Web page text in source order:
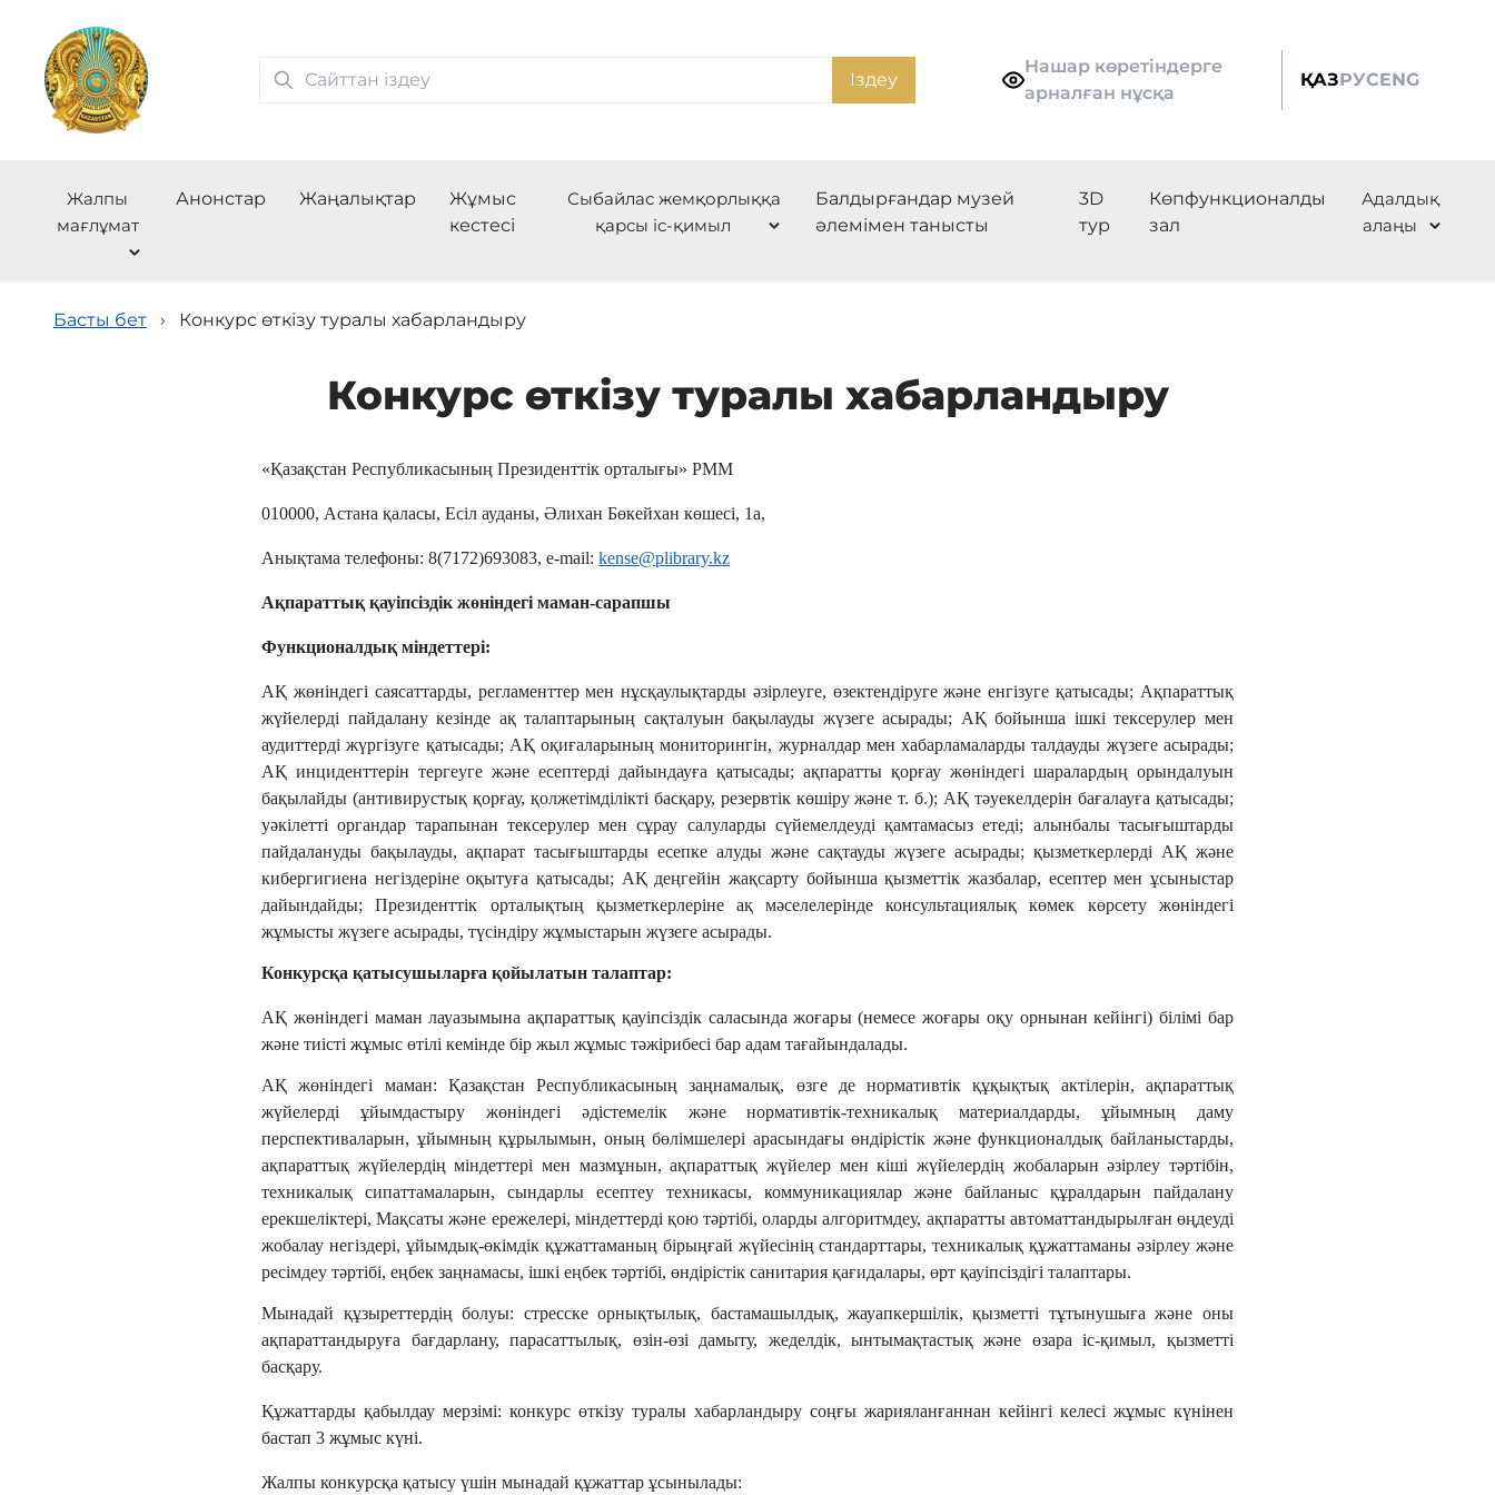
Іздеу
Нашар көретіндерге
арналған нұсқа
ҚАЗРУСENG
Жалпы
мағлұмат
Анонстар Жаңалықтар
Жұмыс
кестесі
Сыбайлас жемқорлыққа
қарсы іс-қимыл
Балдырғандар музей
әлемімен танысты
3D
тур
Көпфункционалды
зал
Адалдық
алаңы
Басты бет › Конкурс өткізу туралы хабарландыру
Конкурс өткізу туралы хабарландыру
«Қазақстан Республикасының Президенттік орталығы» РММ
010000, Астана қаласы, Есіл ауданы, Әлихан Бөкейхан көшесі, 1а,
Анықтама телефоны: 8(7172)693083, e-mail:kense@plibrary.kz
Ақпараттық қауіпсіздік жөніндегі маман-сарапшы
Функционалдық міндеттері:
АҚ жөніндегі саясаттарды, регламенттер мен нұсқаулықтарды әзірлеуге, өзектендіруге және енгізуге қатысады; Ақпараттық
жүйелерді пайдалану кезінде ақ талаптарының сақталуын бақылауды жүзеге асырады; АҚ бойынша ішкі тексерулер мен
аудиттерді жүргізуге қатысады; АҚ оқиғаларының мониторингін, журналдар мен хабарламаларды талдауды жүзеге асырады;
АҚ инциденттерін тергеуге және есептерді дайындауға қатысады; ақпаратты қорғау жөніндегі шаралардың орындалуын
бақылайды (антивирустық қорғау, қолжетімділікті басқару, резервтік көшіру және т. б.); АҚ тәуекелдерін бағалауға қатысады;
уәкілетті органдар тарапынан тексерулер мен сұрау салуларды сүйемелдеуді қамтамасыз етеді; алынбалы тасығыштарды
пайдалануды бақылауды, ақпарат тасығыштарды есепке алуды және сақтауды жүзеге асырады; қызметкерлерді АҚ және
кибергигиена негіздеріне оқытуға қатысады; АҚ деңгейін жақсарту бойынша қызметтік жазбалар, есептер мен ұсыныстар
дайындайды; Президенттік орталықтың қызметкерлеріне ақ мәселелерінде консультациялық көмек көрсету жөніндегі
жұмысты жүзеге асырады, түсіндіру жұмыстарын жүзеге асырады.
Конкурсқа қатысушыларға қойылатын талаптар:
АҚ жөніндегі маман лауазымына ақпараттық қауіпсіздік саласында жоғары (немесе жоғары оқу орнынан кейінгі) білімі бар
және тиісті жұмыс өтілі кемінде бір жыл жұмыс тәжірибесі бар адам тағайындалады.
АҚ жөніндегі маман: Қазақстан Республикасының заңнамалық, өзге де нормативтік құқықтық актілерін, ақпараттық
жүйелерді ұйымдастыру жөніндегі әдістемелік және нормативтік-техникалық материалдарды, ұйымның даму
перспективаларын, ұйымның құрылымын, оның бөлімшелері арасындағы өндірістік және функционалдық байланыстарды,
ақпараттық жүйелердің міндеттері мен мазмұнын, ақпараттық жүйелер мен кіші жүйелердің жобаларын әзірлеу тәртібін,
техникалық сипаттамаларын, сындарлы есептеу техникасы, коммуникациялар және байланыс құралдарын пайдалану
ерекшеліктері, Мақсаты және ережелері, міндеттерді қою тәртібі, оларды алгоритмдеу, ақпаратты автоматтандырылған өңдеуді
жобалау негіздері, ұйымдық-өкімдік құжаттаманың бірыңғай жүйесінің стандарттары, техникалық құжаттаманы әзірлеу және
ресімдеу тәртібі, еңбек заңнамасы, ішкі еңбек тәртібі, өндірістік санитария қағидалары, өрт қауіпсіздігі талаптары.
Мынадай құзыреттердің болуы: стресске орнықтылық, бастамашылдық, жауапкершілік, қызметті тұтынушыға және оны
ақпараттандыруға бағдарлану, парасаттылық, өзін-өзі дамыту, жеделдік, ынтымақтастық және өзара іс-қимыл, қызметті
басқару.
Құжаттарды қабылдау мерзімі: конкурс өткізу туралы хабарландыру соңғы жарияланғаннан кейінгі келесі жұмыс күнінен
бастап 3 жұмыс күні.
Жалпы конкурсқа қатысу үшін мынадай құжаттар ұсынылады: